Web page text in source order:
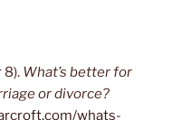
8). What’s better for
or divorce?
whats-